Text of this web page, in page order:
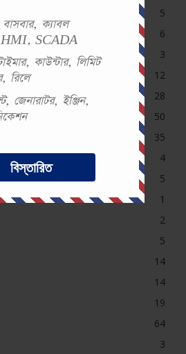
ক্যাবল
HMI, SCADA
কাউন্টার, লিমিট
রিলে
জেনারাটর, ইঞ্জিন,
বিস্তারিত
MCQ
5
6
3
12
28
50
35
4
5
1
2
5
14
14
19
64
3